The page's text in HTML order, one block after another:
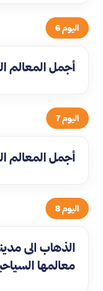
اليوم 6
أجمل المعالم
اليوم 7
أجمل المعالم
اليوم 8
الذهاب الى
معالمها